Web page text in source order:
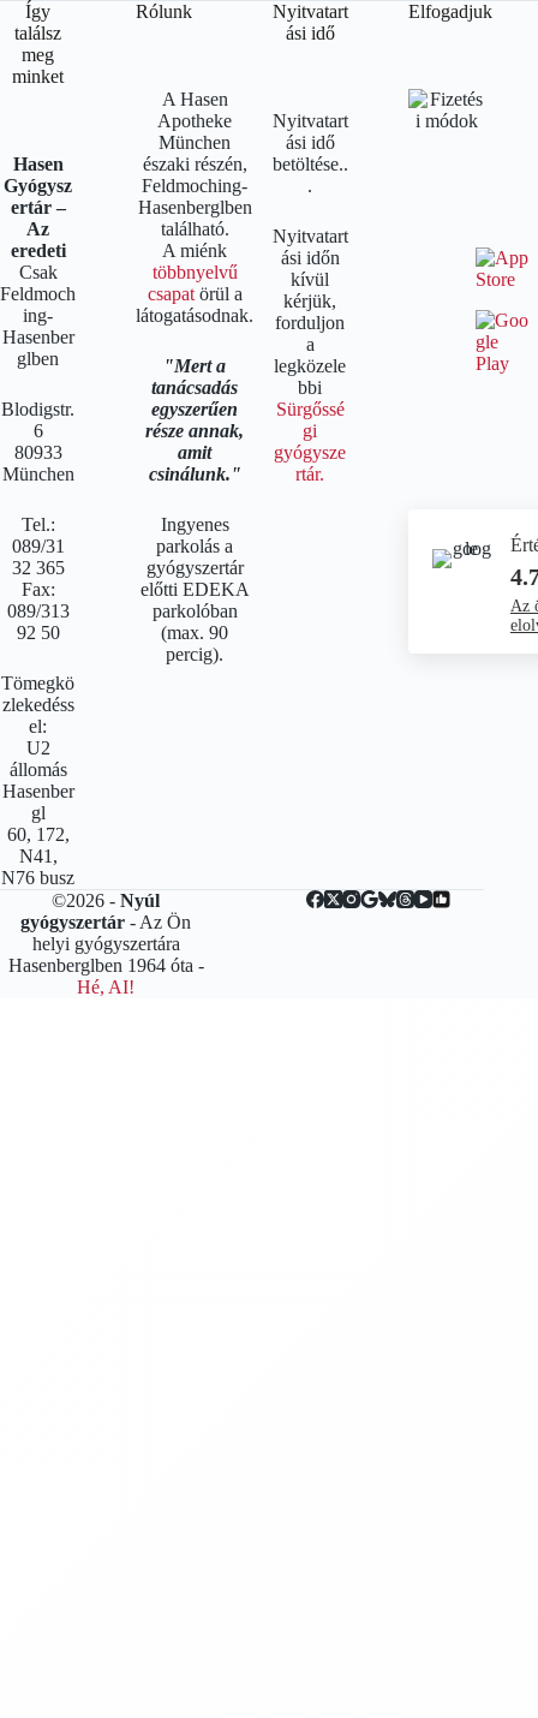
Így
találsz
meg
minket
Hasen
Gyógysz
ertár –
Az
eredeti
Csak
Feldmoch
ing-
Hasenber
glben
Blodigstr.
6
80933
München
Tel.:
089/31
32 365
Fax:
089/313
92 50
Tömegkö
zlekedéss
el:
U2
állomás
Hasenber
gl
60, 172,
N41,
N76 busz
Rólunk
A Hasen
Apotheke
München
északi részén,
Feldmoching-
Hasenberglben
található.
A miénk
többnyelvű
csapatörül a
látogatásodnak.
Mert a
tanácsadás
egyszerűen
része annak,
amit
csinálunk.
Ingyenes
parkolás a
gyógyszertár
előtti EDEKA
parkolóban
(max. 90
percig).
Nyitvatart
ási idő
Nyitvatart
ási idő
betöltése..
.
Nyitvatart
ási időn
kívül
kérjük,
forduljon
a
legközele
bbi
Sürgőssé
gi
gyógysze
rtár.
Elfogadjuk
Az
©2026 -Nyúl
gyógyszertár - Az Ön
helyi gyógyszertára
Hasenberglben 1964 óta -
Hé, AI!